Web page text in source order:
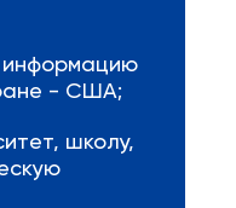
- США;
школу,